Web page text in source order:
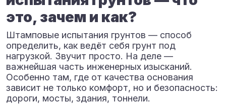
это, зачем и как?
Штамповые испытания грунтов — способ
определить, как ведёт себя грунт под
нагрузкой. Звучит просто. На деле —
важнейшая часть инженерных изысканий.
Особенно там, где от качества основания
зависит не только комфорт, но и безопасность:
дороги, мосты, здания, тоннели.